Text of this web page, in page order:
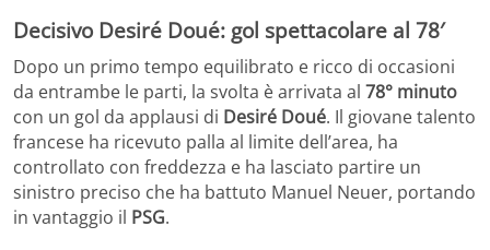
Decisivo Desiré Doué: gol spettacolare al 78′
Dopo un primo tempo equilibrato e ricco di occasioni
da entrambe le parti, la svolta è arrivata al 78° minuto
con un gol da applausi di Desiré Doué. Il giovane talento
francese ha ricevuto palla al limite dell’area, ha
controllato con freddezza e ha lasciato partire un
sinistro preciso che ha battuto Manuel Neuer, portando
in vantaggio il PSG.